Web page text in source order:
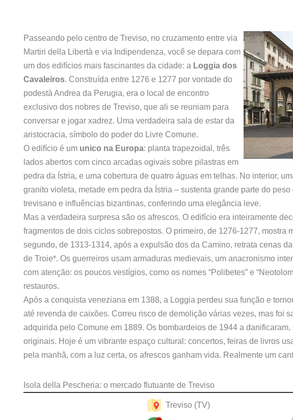
Passeando pelo centro de Treviso, no cruzamento entre via
Martiri della Libertà e via Indipendenza, você se depara com
um dos edifícios mais fascinantes da cidade: a Loggia dos
Cavaleiros. Construída entre 1276 e 1277 por vontade do
podestà Andrea da Perugia, era o local de encontro
exclusivo dos nobres de Treviso, que ali se reuniam para
conversar e jogar xadrez. Uma verdadeira sala de estar da
aristocracia, símbolo do poder do Livre Comune.
O edifício é um unico na Europa: planta trapezoidal, três
lados abertos com cinco arcadas ogivais sobre pilastras em
pedra da Ístria, e uma cobertura de quatro águas em telhas. No interior,
granito violeta, metade em pedra da Ístria – sustenta grande parte do
trevisano e influências bizantinas, conferindo uma elegância leve.
Mas a verdadeira surpresa são os afrescos. O edifício era inteiramente
fragmentos de dois ciclos sobrepostos. O primeiro, de 1276-1277, mostra
segundo, de 1313-1314, após a expulsão dos da Camino, retrata cenas
de Troie*. Os guerreiros usam armaduras medievais, um anacronismo
com atenção: os poucos vestígios, como os nomes “Polibetes” e
restauros.
Após a conquista veneziana em 1388, a Loggia perdeu sua função e
até revenda de caixões. Correu risco de demolição várias vezes, mas foi
adquirida pelo Comune em 1889. Os bombardeios de 1944 a
originais. Hoje é um vibrante espaço cultural: concertos, feiras de livros
pela manhã, com a luz certa, os afrescos ganham vida. Realmente um
Isola della Pescheria: o mercado flutuante de Treviso
Treviso (TV)